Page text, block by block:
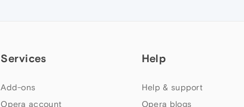
Services
Add-ons
Opera account
Help
Help & support
Opera blogs